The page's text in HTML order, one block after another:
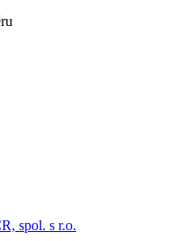
spol. s r.o.